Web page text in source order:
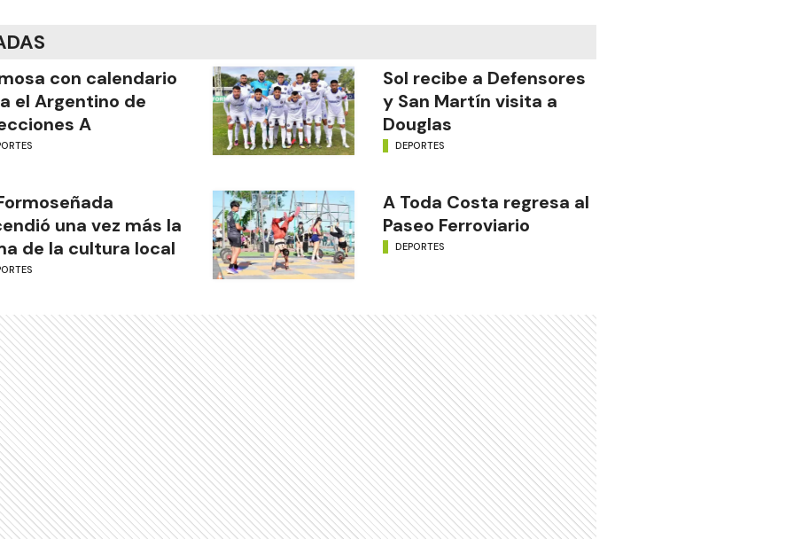
con calendario
el Argentino de
A
Sol recibe a Defensores
y San Martín visita a
Douglas
DEPORTES
una vez más la
de la cultura local
A Toda Costa regresa al
Paseo Ferroviario
DEPORTES